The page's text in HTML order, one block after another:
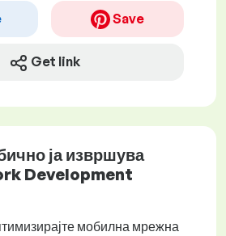
Save
Get link
ја извршува
Development
мобилна мрежна